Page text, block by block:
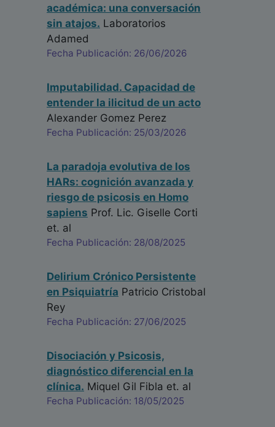
académica: una conversación
sin atajos. Laboratorios
Adamed
Fecha Publicación: 26/06/2026
Imputabilidad. Capacidad de
entender la ilicitud de un acto
Alexander Gomez Perez
Fecha Publicación: 25/03/2026
La paradoja evolutiva de los
HARs: cognición avanzada y
riesgo de psicosis en Homo
sapiens Prof. Lic. Giselle Corti
et. al
Fecha Publicación: 28/08/2025
Delirium Crónico Persistente
en Psiquiatría Patricio Cristobal
Rey
Fecha Publicación: 27/06/2025
Disociación y Psicosis,
diagnóstico diferencial en la
clínica. Miquel Gil Fibla et. al
Fecha Publicación: 18/05/2025